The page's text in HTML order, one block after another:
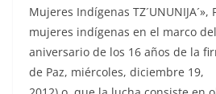
Mujeres Indígenas
mujeres indígenas en el marco
aniversario de los 16 años de la
de Paz, miércoles, diciembre 19,